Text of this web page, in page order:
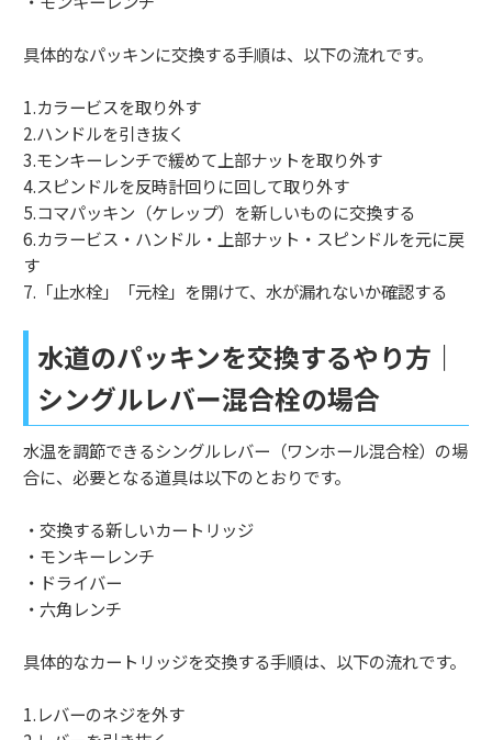
具体的なパッキンに交換する手順は、以下の流れです。
1.カラービスを取り外す
2.ハンドルを引き抜く
3.モンキーレンチで緩めて上部ナットを取り外す
4.スピンドルを反時計回りに回して取り外す
5.コマパッキン（ケレップ）を新しいものに交換する
6.カラービス・ハンドル・上部ナット・スピンドルを元に戻
す
7.「止水栓」「元栓」を開けて、水が漏れないか確認する
水道のパッキンを交換するやり方｜
シングルレバー混合栓の場合
水温を調節できるシングルレバー（ワンホール混合栓）の場
合に、必要となる道具は以下のとおりです。
・交換する新しいカートリッジ
・モンキーレンチ
・ドライバー
・六角レンチ
具体的なカートリッジを交換する手順は、以下の流れです。
1.レバーのネジを外す